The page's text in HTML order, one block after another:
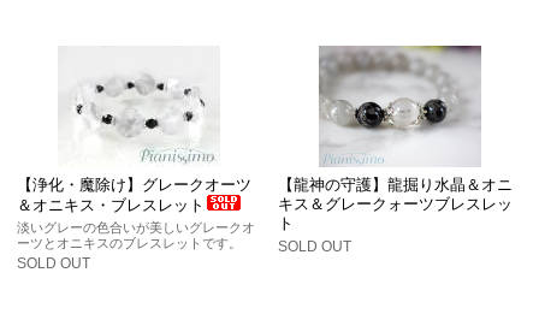
【浄化・魔除け】グレークオーツ
＆オニキス・ブレスレット
淡いグレーの色合いが美しいグレークオ
ーツとオニキスのブレスレットです。
SOLD OUT
【龍神の守護】龍掘り水晶＆オニ
キス＆グレークォーツブレスレッ
ト
SOLD OUT